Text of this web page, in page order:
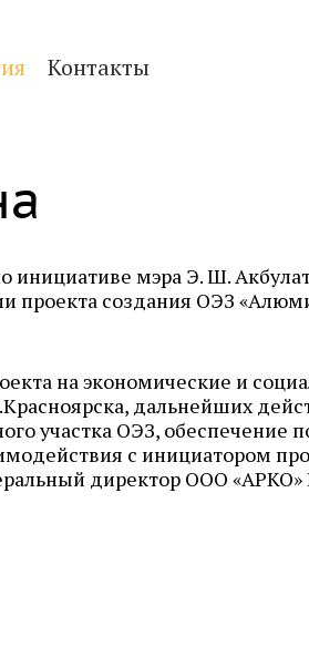
Контакты
инициативе мэра Э. Ш.
проекта создания ОЭЗ
на экономические и
дальнейших
участка ОЭЗ, обеспечение
с инициатором
директор ООО «АРКО»